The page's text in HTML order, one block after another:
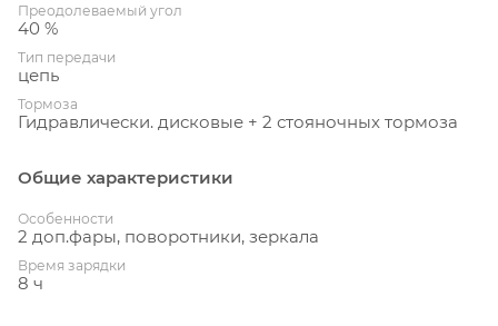
Преодолеваемый угол
40 %
Тип передачи
цепь
Тормоза
Гидравлически. дисковые + 2 стояночных тормоза
Общие характеристики
Особенности
2 доп.фары, поворотники, зеркала
Время зарядки
8 ч